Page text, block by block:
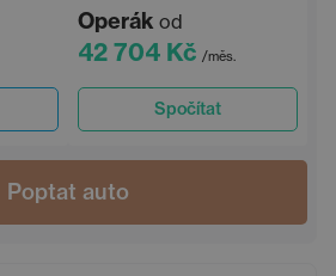
Operák od
42 704 Kč /měs.
Spočítat
Poptat auto